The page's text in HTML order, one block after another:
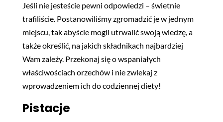
Jeśli nie jesteście pewni odpowiedzi – świetnie
trafiliście. Postanowiliśmy zgromadzić je w jednym
miejscu, tak abyście mogli utrwalić swoją wiedzę, a
także określić, na jakich składnikach najbardziej
Wam zależy. Przekonaj się o wspaniałych
właściwościach orzechów i nie zwlekaj z
wprowadzeniem ich do codziennej diety!
Pistacje